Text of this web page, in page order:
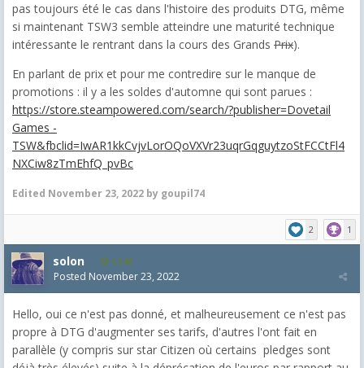
pas toujours été le cas dans l'histoire des produits DTG, même
si maintenant TSW3 semble atteindre une maturité technique
intéressante le rentrant dans la cours des Grands Prix).
En parlant de prix et pour me contredire sur le manque de
promotions : il y a les soldes d'automne qui sont parues :
https://store.steampowered.com/search/?publisher=Dovetail
Games -
TSW&fbclid=IwAR1kkCvjvLorOQoVXVr23uqrGqguytzoStFCCtFl4
NXCiw8zTmEhfQ_pvBc
Edited November 23, 2022 by goupil74
2 1
solon 1,548
Posted November 23, 2022
Hello, oui ce n'est pas donné, et malheureusement ce n'est pas
propre à DTG d'augmenter ses tarifs, d'autres l'ont fait en
parallèle (y compris sur star Citizen où certains pledges sont